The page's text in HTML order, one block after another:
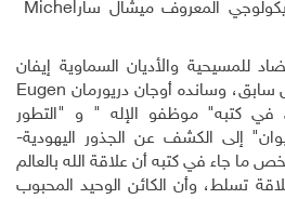
المعروف ميشال سارMichel
للمسيحية والأديان السماوية إيفان
وسانده أوجان دريورمان Eugen
كتبه" موظفو الإله " و "التطور
إلى الكشف عن الجذور اليهودية-
ما جاء في كتبه أن علاقة الله بالعالم
تسلط، وأن الكائن الوحيد المحبوب